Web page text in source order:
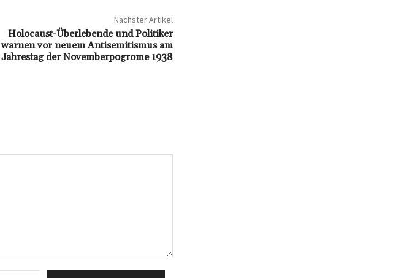
Nächster Artikel
Holocaust-Überlebende und Politiker
warnen vor neuem Antisemitismus am
Jahrestag der Novemberpogrome 1938